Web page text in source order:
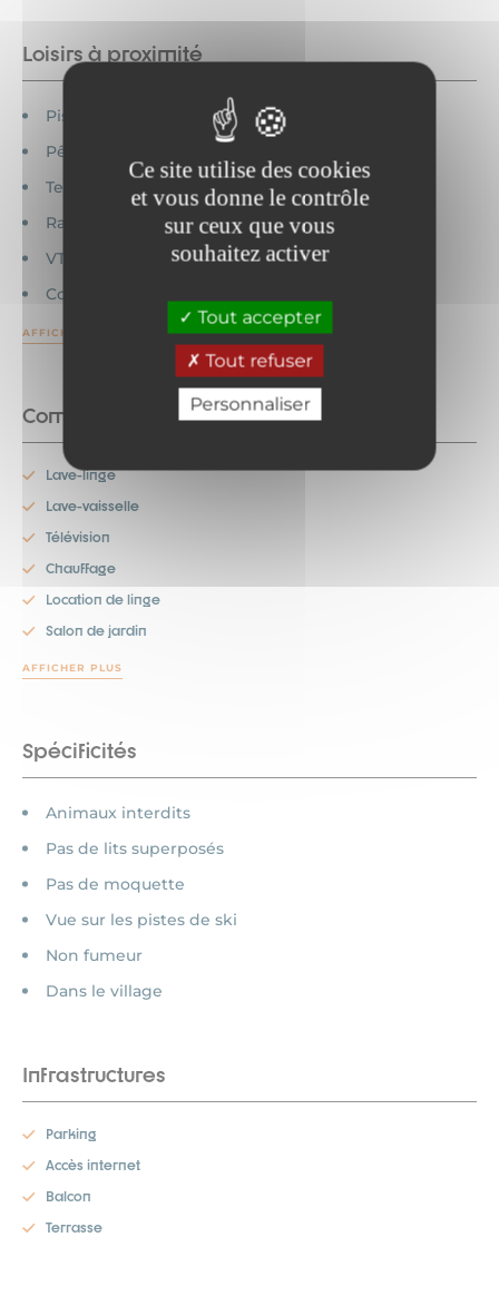
Ce site utilise des cookies
et vous donne le contrôle
sur ceux que vous
souhaitez activer
Tout accepter
Tout refuser
Personnaliser
Loisirs à proximité
Piscine couverte
Pêche
Tennis
Randonnée
VTT
Commerces
AFFICHER PLUS
Commodités
Lave-linge
Lave-vaisselle
Télévision
Chauffage
Location de linge
Salon de jardin
AFFICHER PLUS
Spécificités
Animaux interdits
Pas de lits superposés
Pas de moquette
Vue sur les pistes de ski
Non fumeur
Dans le village
Infrastructures
Parking
Accès internet
Balcon
Terrasse